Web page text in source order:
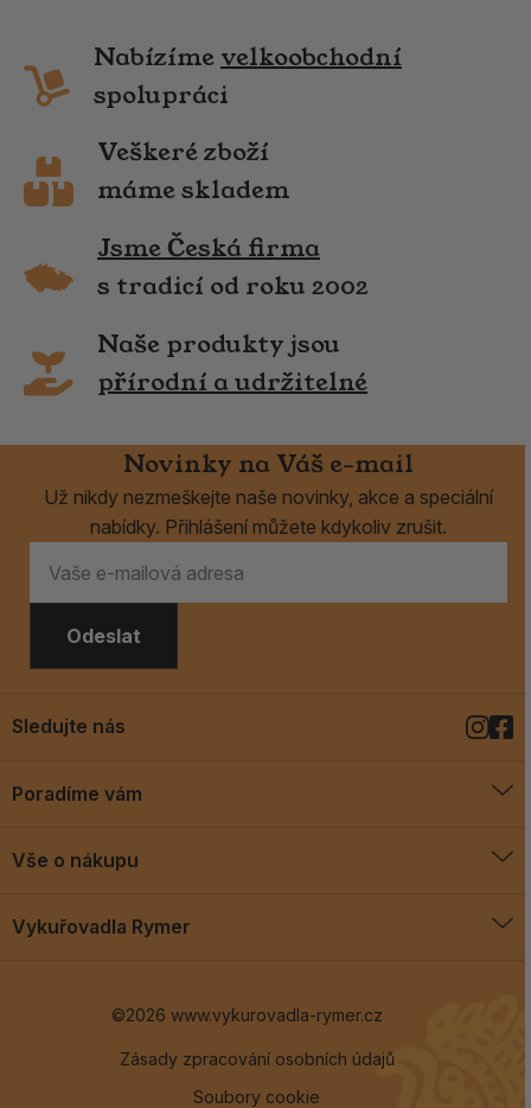
Nabízíme velkoobchodní
spolupráci
Veškeré zboží
máme skladem
Jsme Česká firma
s tradicí od roku 2002
Naše produkty jsou
přírodní a udržitelné
Novinky na Váš e-mail
Už nikdy nezmeškejte naše novinky, akce a speciální
nabídky. Přihlášení můžete kdykoliv zrušit.
Odeslat
Poradíme vám
Blog
Vše o nákupu
Vykuřovadla Rymer
Sledujte nás
©2026 www.vykurovadla-rymer.cz
Zásady zpracování osobních údajů
Soubory cookie